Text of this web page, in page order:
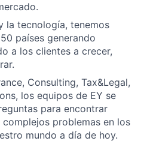
la tecnología, tenemos
países generando
a los clientes a crecer,
Consulting, Tax&Legal,
los equipos de EY se
para encontrar
complejos problemas en los
mundo a día de hoy.